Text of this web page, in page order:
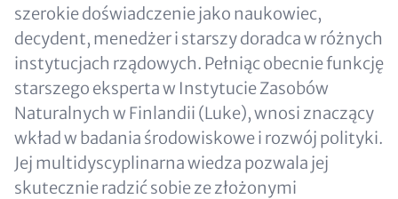
szerokie doświadczenie jako naukowiec,
decydent, menedżer i starszy doradca w różnych
instytucjach rządowych. Pełniąc obecnie funkcję
starszego eksperta w Instytucie Zasobów
Naturalnych w Finlandii (Luke), wnosi znaczący
wkład w badania środowiskowe i rozwój polityki.
Jej multidyscyplinarna wiedza pozwala jej
skutecznie radzić sobie ze złożonymi